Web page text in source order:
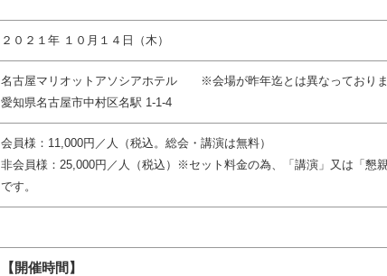
２０２１年 １０月１４日（木）
名古屋マリオットアソシアホテル ※会場が昨年迄とは異なっており
愛知県名古屋市中村区名駅 1-1-4
会員様：11,000円／人（税込。総会・講演は無料）
非会員様：25,000円／人（税込）※セット料金の為、「講演」又は「懇
です。
【開催時間】